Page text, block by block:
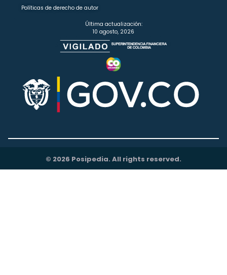
Políticas de derecho de autor
Última actualización:
10 agosto, 2026
© 2026 Posipedia. All rights reserved.